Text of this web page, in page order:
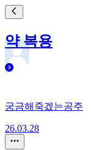
약 복용
궁금해죽겠는공주
26.03.28